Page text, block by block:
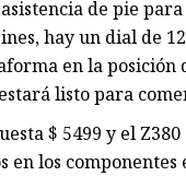
asistencia de pie
hay un dial de
en la
listo para
$ 5499 y el
en los